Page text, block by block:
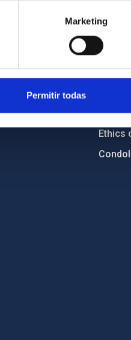
Marketing
Permitir todas
Tenders
Ethics